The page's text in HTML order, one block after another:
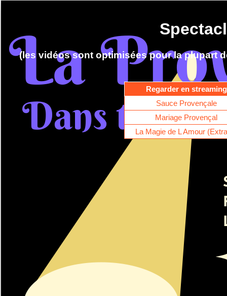
(les vidéos sont optimisées pour la plupart
Regarder en streaming
Sauce Provençale
Mariage Provençal
La Magie de L Amour